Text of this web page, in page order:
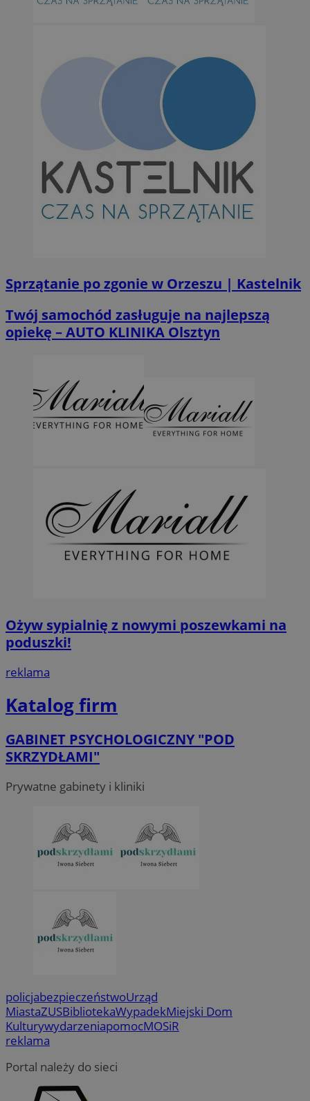
Sprzątanie po zgonie w Orzeszu | Kastelnik
Twój samochód zasługuje na najlepszą
opiekę – AUTO KLINIKA Olsztyn
Ożyw sypialnię z nowymi poszewkami na
poduszki!
reklama
Katalog firm
GABINET PSYCHOLOGICZNY "POD
SKRZYDŁAMI"
Prywatne gabinety i kliniki
policjabezpieczeństwoUrząd
MiastaZUSBibliotekaWypadekMiejski Dom
KulturywydarzeniapomocMOSiR
reklama
Portal należy do sieci